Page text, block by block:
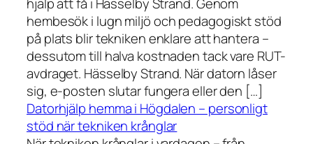
hjälp att få i Hässelby Strand. Genom
hembesök i lugn miljö och pedagogiskt stöd
på plats blir tekniken enklare att hantera –
dessutom till halva kostnaden tack vare RUT-
avdraget. Hässelby Strand. När datorn låser
sig, e-posten slutar fungera eller den […]
Datorhjälp hemma i Högdalen – personligt
stöd när tekniken krånglar